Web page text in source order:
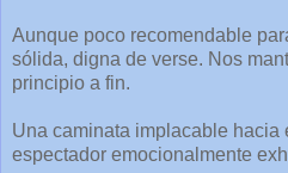
Aunque poco recomendable
sólida, digna de verse. Nos
principio a fin.
Una caminata implacable hacia
espectador emocionalmente